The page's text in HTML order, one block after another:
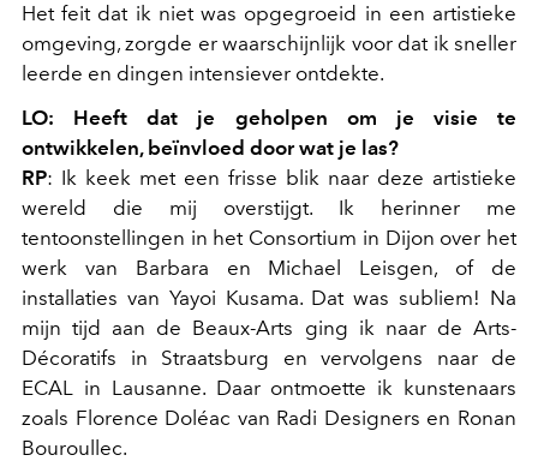
Het feit dat ik niet was opgegroeid in een artistieke
omgeving, zorgde er waarschijnlijk voor dat ik sneller
leerde en dingen intensiever ontdekte.
LO: Heeft dat je geholpen om je visie te
ontwikkelen, beïnvloed door wat je las?
RP: Ik keek met een frisse blik naar deze artistieke
wereld die mij overstijgt. Ik herinner me
tentoonstellingen in het Consortium in Dijon over het
werk van Barbara en Michael Leisgen, of de
installaties van Yayoi Kusama. Dat was subliem! Na
mijn tijd aan de Beaux-Arts ging ik naar de Arts-
Décoratifs in Straatsburg en vervolgens naar de
ECAL in Lausanne. Daar ontmoette ik kunstenaars
zoals Florence Doléac van Radi Designers en Ronan
Bouroullec.